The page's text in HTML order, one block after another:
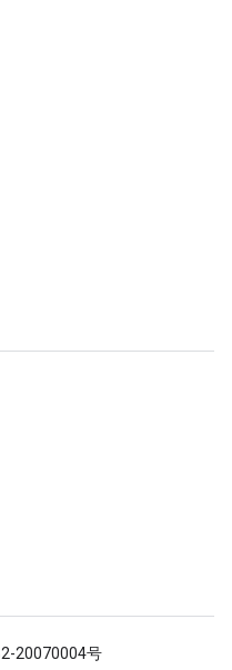
20070004号